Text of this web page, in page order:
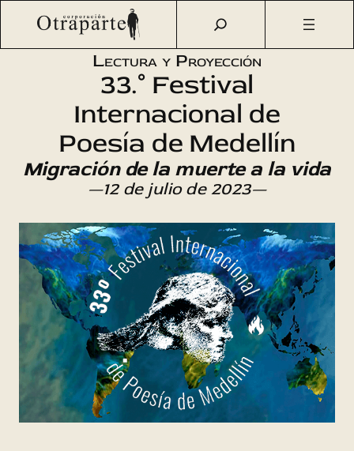
Saltar
Otraparte.org/Agenda Cultural Literatura
Festival
Internacional de Poesía XXXIII (2)
Lectura y Proyección
33.° Festival
Internacional de
Poesía de Medellín
Migración de la muerte a la vida
—12 de julio de 2023—